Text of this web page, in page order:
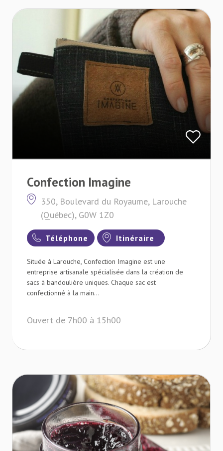
Confection Imagine
350, Boulevard du Royaume, Larouche
(Québec), G0W 1Z0
Téléphone Itinéraire
Située à Larouche, Confection Imagine est une
entreprise artisanale spécialisée dans la création de
sacs à bandoulière uniques. Chaque sac est
confectionné à la main...
Ouvert de 7h00 à 15h00